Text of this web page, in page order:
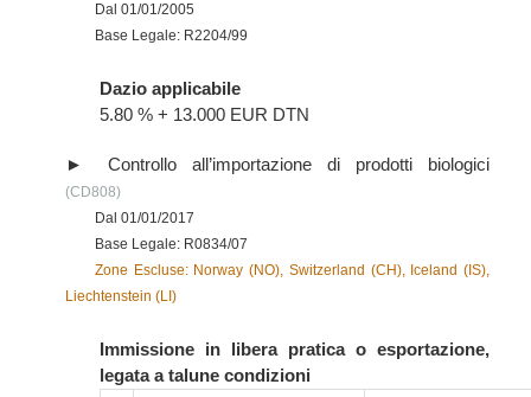
Dal 01/01/2005
Base Legale: R2204/99
Dazio applicabile
5.80 % + 13.000 EUR DTN
Controllo all’importazione di prodotti biologici
(CD808)
Dal 01/01/2017
Base Legale: R0834/07
Zone Escluse: Norway (NO), Switzerland (CH), Iceland (IS),
Liechtenstein (LI)
Immissione in libera pratica o esportazione,
legata a talune condizioni